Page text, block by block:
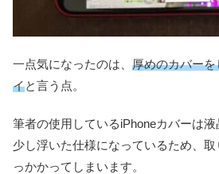
一点気になったのは、 厚めのカバー
イと言う点。
筆者の使用しているiPhoneカバーは
少し浮いた仕様になっているため、
っかかってしまいます。